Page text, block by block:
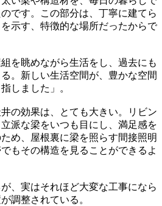
です。この部分は、丁寧に建てら
示す、特徴的な場所だったからで
を眺めながら生活をし、過去にも
。新しい生活空間が、豊かな空間
しました」。
の効果は、とても大きい。リビン
派な梁をいつも目にし、満足感を
め、屋根裏に梁を照らす間接照明
もその構造を見ることができるよ
、実はそれほど大変な工事になら
調整されている。